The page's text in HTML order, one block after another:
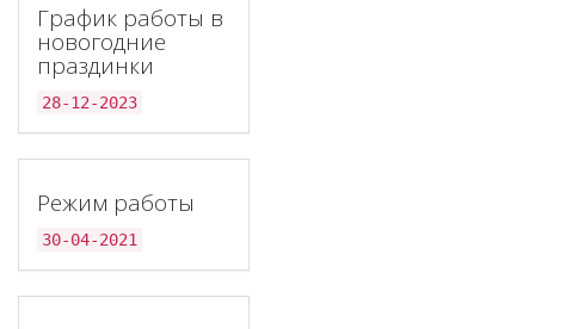
График работы в
новогодние
праздинки
28-12-2023
Режим работы
30-04-2021